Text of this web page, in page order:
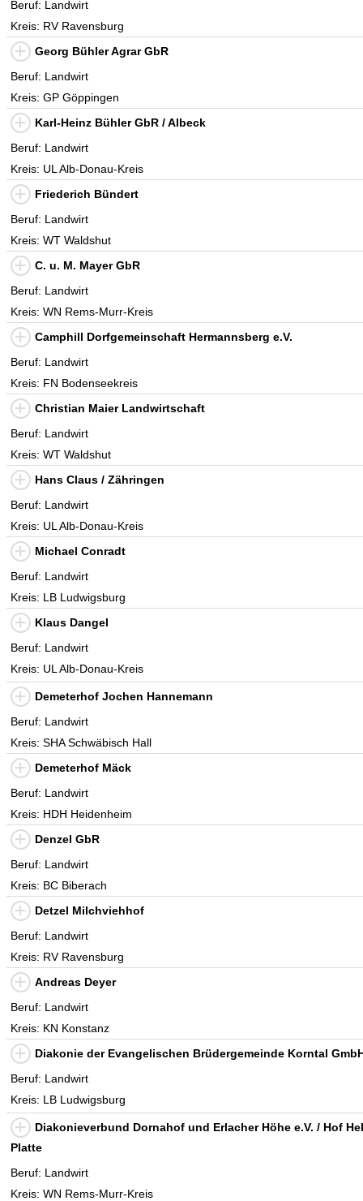
Beruf: Landwirt
Kreis: RV Ravensburg
Georg Bühler Agrar GbR
Beruf: Landwirt
Kreis: GP Göppingen
Karl-Heinz Bühler GbR / Albeck
Beruf: Landwirt
Kreis: UL Alb-Donau-Kreis
Friederich Bündert
Beruf: Landwirt
Kreis: WT Waldshut
C. u. M. Mayer GbR
Beruf: Landwirt
Kreis: WN Rems-Murr-Kreis
Camphill Dorfgemeinschaft Hermannsberg e.V.
Beruf: Landwirt
Kreis: FN Bodenseekreis
Christian Maier Landwirtschaft
Beruf: Landwirt
Kreis: WT Waldshut
Hans Claus / Zähringen
Beruf: Landwirt
Kreis: UL Alb-Donau-Kreis
Michael Conradt
Beruf: Landwirt
Kreis: LB Ludwigsburg
Klaus Dangel
Beruf: Landwirt
Kreis: UL Alb-Donau-Kreis
Demeterhof Jochen Hannemann
Beruf: Landwirt
Kreis: SHA Schwäbisch Hall
Demeterhof Mäck
Beruf: Landwirt
Kreis: HDH Heidenheim
Denzel GbR
Beruf: Landwirt
Kreis: BC Biberach
Detzel Milchviehhof
Beruf: Landwirt
Kreis: RV Ravensburg
Andreas Deyer
Beruf: Landwirt
Kreis: KN Konstanz
Diakonie der Evangelischen Brüdergemeinde Korntal
Beruf: Landwirt
Kreis: LB Ludwigsburg
Diakonieverbund Dornahof und Erlacher Höhe e.V. / Hof
Platte
Beruf: Landwirt
Kreis: WN Rems-Murr-Kreis